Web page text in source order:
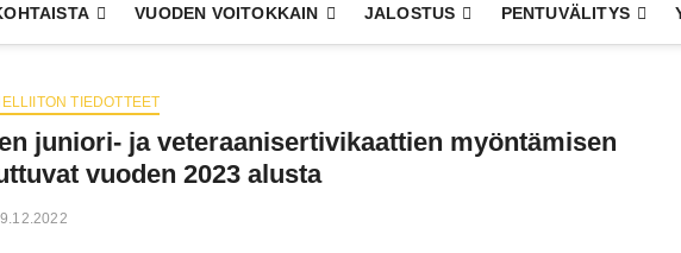
VUODEN VOITOKKAIN JALOSTUS PENTUVÄLITYS
TIEDOTTEET
juniori- ja veteraanisertivikaattien myöntämisen
vuoden 2023 alusta